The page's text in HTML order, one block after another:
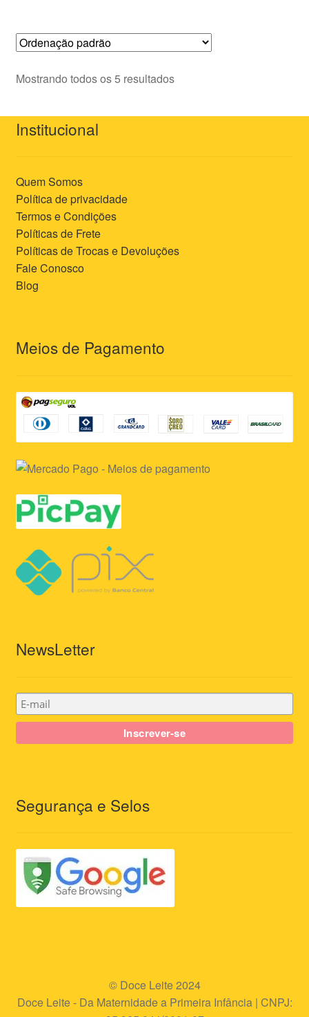
Mostrando todos os 5 resultados
Institucional
Quem Somos
Política de privacidade
Termos e Condições
Políticas de Frete
Políticas de Trocas e Devoluções
Fale Conosco
Blog
Meios de Pagamento
NewsLetter
Segurança e Selos
© Doce Leite 2024
Doce Leite - Da Maternidade a Primeira Infância | CNPJ: